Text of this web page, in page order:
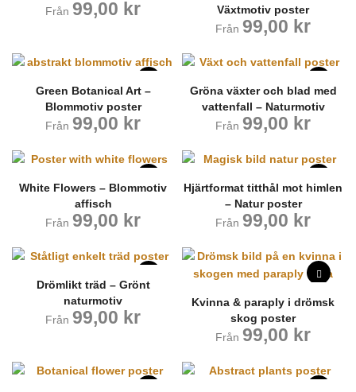
Från 99,00 kr
Växtmotiv poster
Från 99,00 kr
Green Botanical Art –
Blommotiv poster
Från 99,00 kr
Gröna växter och blad med
vattenfall – Naturmotiv
Från 99,00 kr
White Flowers – Blommotiv
affisch
Från 99,00 kr
Hjärtformat titthål mot himlen
– Natur poster
Från 99,00 kr
Drömlikt träd – Grönt
naturmotiv
Från 99,00 kr
Kvinna & paraply i drömsk
skog poster
Från 99,00 kr